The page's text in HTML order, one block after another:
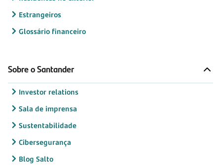
Estrangeiros
Glossário financeiro
Sobre o Santander
Investor relations
Sala de imprensa
Sustentabilidade
Cibersegurança
Blog Salto